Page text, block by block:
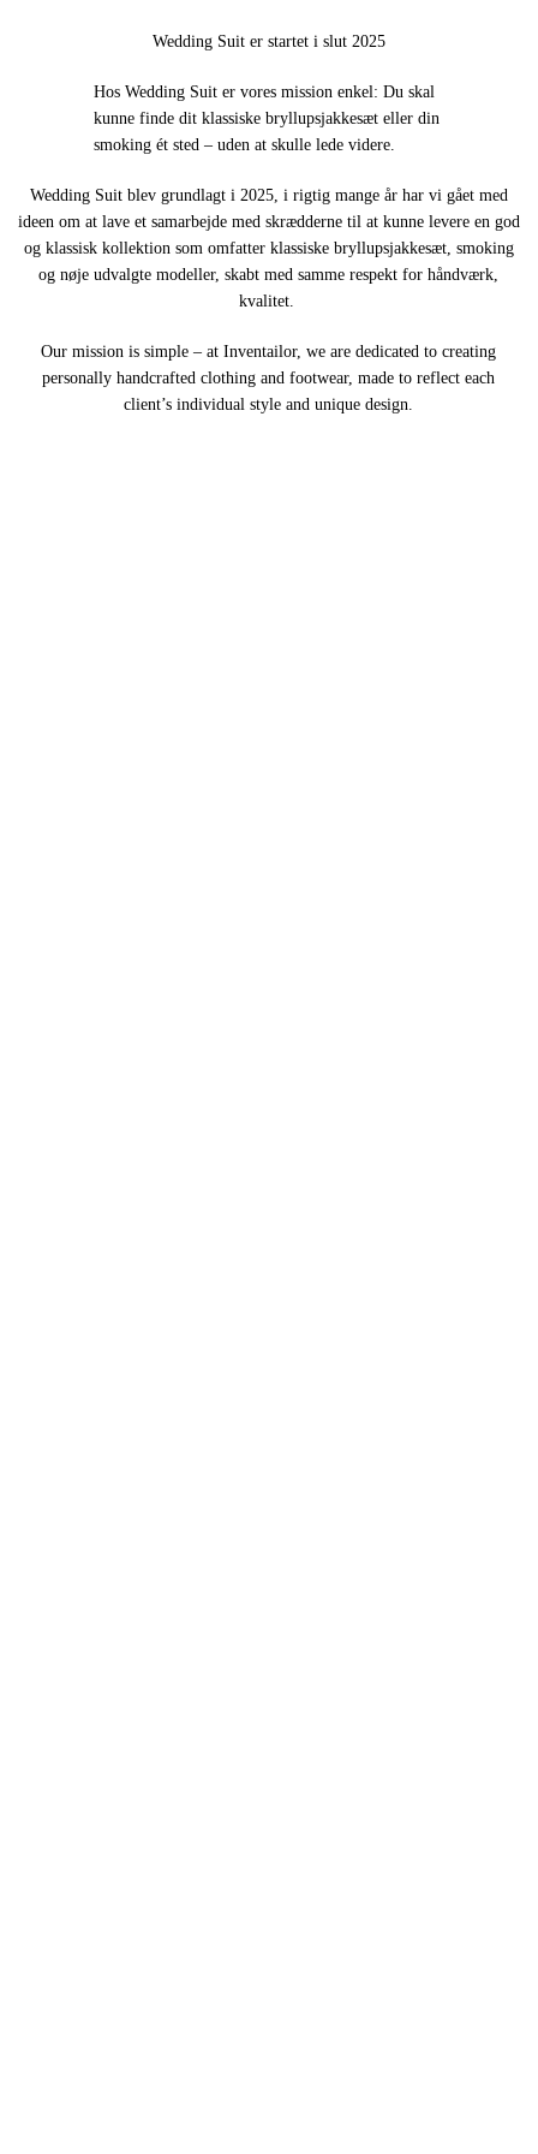
Wedding Suit er startet i slut 2025
Hos Wedding Suit er vores mission enkel: Du skal
kunne finde dit klassiske bryllupsjakkesæt eller din
smoking ét sted – uden at skulle lede videre.
Wedding Suit blev grundlagt i 2025, i rigtig mange år har vi gået med
ideen om at lave et samarbejde med skrædderne til at kunne levere en god
og klassisk kollektion som omfatter klassiske bryllupsjakkesæt, smoking
og nøje udvalgte modeller, skabt med samme respekt for håndværk,
kvalitet.
Our mission is simple – at Inventailor, we are dedicated to creating
personally handcrafted clothing and footwear, made to reflect each
client’s individual style and unique design.